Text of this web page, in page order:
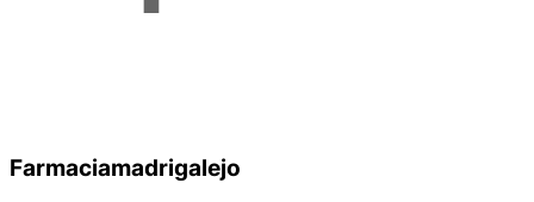
Farmaciamadrigalejo